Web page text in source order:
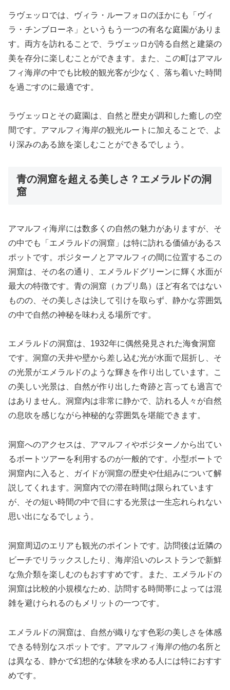
ラヴェッロでは、ヴィラ・ルーフォロのほかにも「ヴィ
ラ・チンブローネ」というもう一つの有名な庭園がありま
す。両方を訪れることで、ラヴェッロが誇る自然と建築の
美を存分に楽しむことができます。また、この町はアマル
フィ海岸の中でも比較的観光客が少なく、落ち着いた時間
を過ごすのに最適です。
ラヴェッロとその庭園は、自然と歴史が調和した癒しの空
間です。アマルフィ海岸の観光ルートに加えることで、よ
り深みのある旅を楽しむことができるでしょう。
青の洞窟を超える美しさ？エメラルドの洞
窟
アマルフィ海岸には数多くの自然の魅力がありますが、そ
の中でも「エメラルドの洞窟」は特に訪れる価値があるス
ポットです。ポジターノとアマルフィの間に位置するこの
洞窟は、その名の通り、エメラルドグリーンに輝く水面が
最大の特徴です。青の洞窟（カプリ島）ほど有名ではない
ものの、その美しさは決して引けを取らず、静かな雰囲気
の中で自然の神秘を味わえる場所です。
エメラルドの洞窟は、1932年に偶然発見された海食洞窟
です。洞窟の天井や壁から差し込む光が水面で屈折し、そ
の光景がエメラルドのような輝きを作り出しています。こ
の美しい光景は、自然が作り出した奇跡と言っても過言で
はありません。洞窟内は非常に静かで、訪れる人々が自然
の息吹を感じながら神秘的な雰囲気を堪能できます。
洞窟へのアクセスは、アマルフィやポジターノから出てい
るボートツアーを利用するのが一般的です。小型ボートで
洞窟内に入ると、ガイドが洞窟の歴史や仕組みについて解
説してくれます。洞窟内での滞在時間は限られています
が、その短い時間の中で目にする光景は一生忘れられない
思い出になるでしょう。
洞窟周辺のエリアも観光のポイントです。訪問後は近隣の
ビーチでリラックスしたり、海岸沿いのレストランで新鮮
な魚介類を楽しむのもおすすめです。また、エメラルドの
洞窟は比較的小規模なため、訪問する時間帯によっては混
雑を避けられるのもメリットの一つです。
エメラルドの洞窟は、自然が織りなす色彩の美しさを体感
できる特別なスポットです。アマルフィ海岸の他の名所と
は異なる、静かで幻想的な体験を求める人には特におすす
めです。